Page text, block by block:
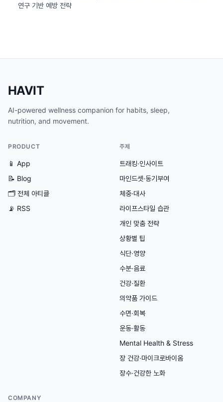
연구 기반 예방 전략
HAVIT
AI-powered wellness companion for habits, sleep,
nutrition, and movement.
PRODUCT
📱 App
📝 Blog
🗂 전체 아티클
📡 RSS
주제
트래킹·인사이트
마인드셋·동기부여
체중·대사
라이프스타일 습관
개인 맞춤 전략
상황별 팁
식단·영양
수분·음료
건강·질환
의약품 가이드
수면·회복
운동·활동
Mental Health & Stress
장 건강·마이크로바이옴
장수·건강한 노화
COMPANY